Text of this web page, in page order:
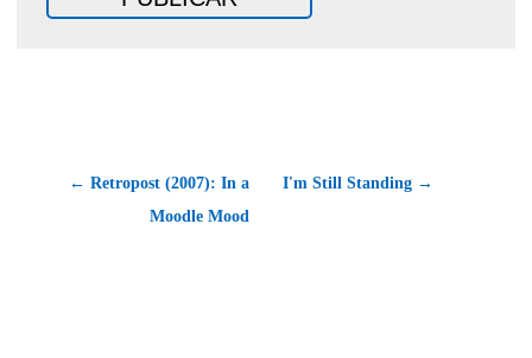
← Retropost (2007): In a
Moodle Mood
I'm Still Standing →